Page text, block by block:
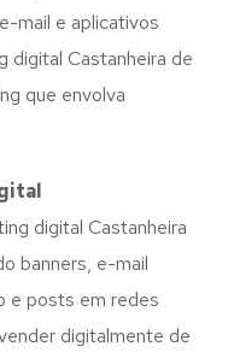
mail e aplicativos
digital Castanheira de
que envolva
digital Castanheira
banners, e-mail
e posts em redes
digitalmente de